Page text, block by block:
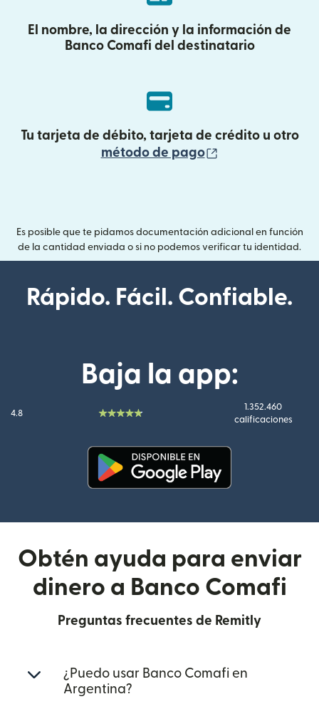
El nombre, la dirección y la información de
Banco Comafi del destinatario
Tu tarjeta de débito, tarjeta de crédito u otro
método de pago
Es posible que te pidamos documentación adicional en función
de la cantidad enviada o si no podemos verificar tu identidad.
Rápido. Fácil. Confiable.
Baja la app:
4.8
1.352.460
calificaciones
Obtén ayuda para enviar
dinero a Banco Comafi
Preguntas frecuentes de Remitly
¿Puedo usar Banco Comafi en
Argentina?